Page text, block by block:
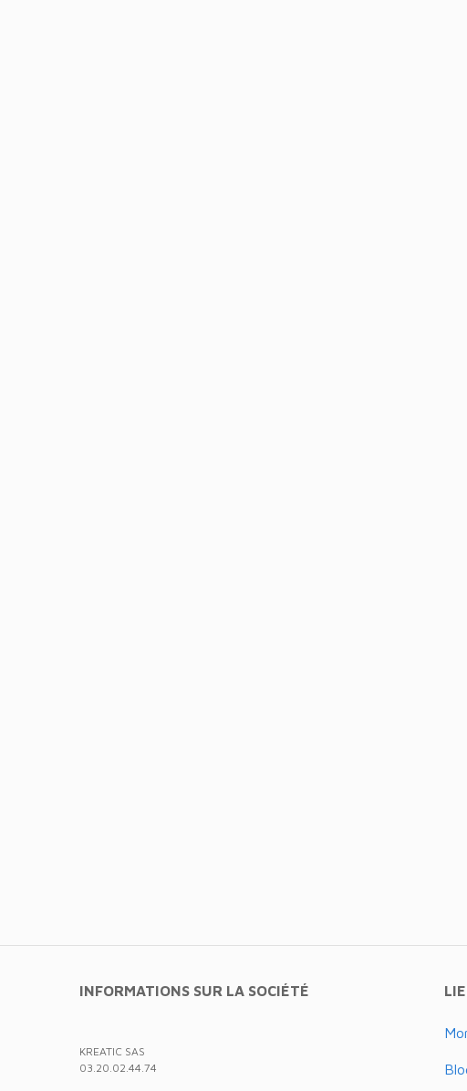
INFORMATIONS SUR LA SOCIÉTÉ
KREATIC SAS
03.20.02.44.74